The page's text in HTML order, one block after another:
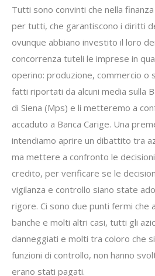
Tutti sono convinti che nella
per tutti, che garantiscono i diritti
ovunque abbiano investito il loro
concorrenza tuteli le imprese in
operino: produzione, commercio o
fatti riportati da alcuni media sulla
di Siena (Mps) e li metteremo a
accaduto a Banca Carige. Una
intendiamo aprire un dibattito tra
ma mettere a confronto le
credito, per verificare se le
vigilanza e controllo siano state
rigore. Ci sono due punti fermi che
banche e molti altri casi, tutti gli
danneggiati e molti tra coloro che
funzioni di controllo, non hanno
erano stati pagati.